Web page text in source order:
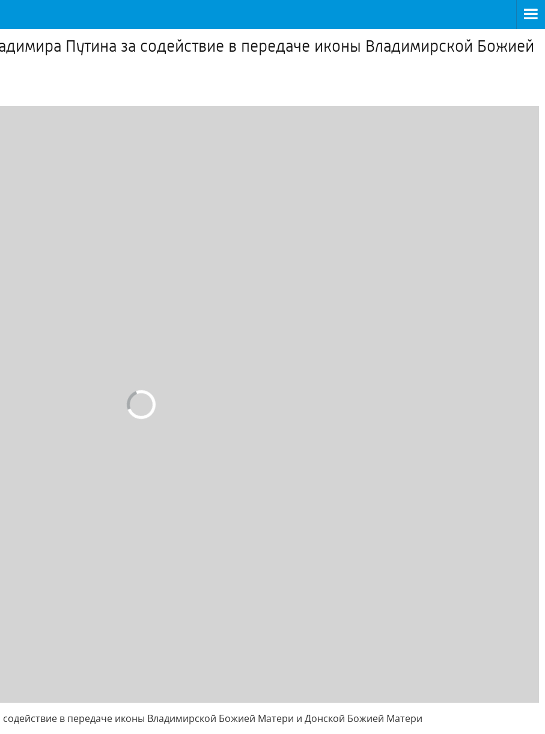
Путина за содействие в передаче иконы Владимирской Божией
в передаче иконы Владимирской Божией Матери и Донской Божией Матери